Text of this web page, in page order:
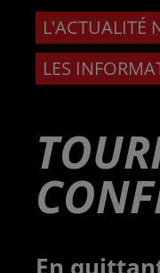
L'ACTUALITÉ
LES